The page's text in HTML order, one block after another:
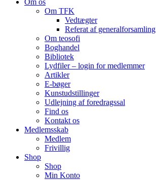
Om os
Om TFK
Vedtægter
Referat af generalforsamling
Om teosofi
Boghandel
Bibliotek
Lydfiler – login for medlemmer
Artikler
E-bøger
Kunstudstillinger
Udlejning af foredragssal
Find os
Kontakt os
Medlemsskab
Medlem
Frivillig
Shop
Shop
Min Konto